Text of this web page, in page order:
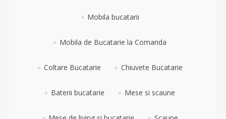
Mobila bucatarii
Mobila de Bucatarie la Comanda
Coltare Bucatarie Chiuvete Bucatarie
Baterii bucatarie Mese si scaune